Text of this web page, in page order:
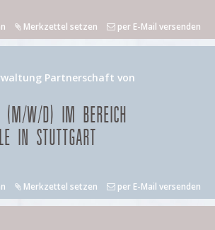
Merkzettel setzen per E-Mail versenden
Partnerschaft von
(M/W/D) IM BEREICH
IN STUTTGART
Merkzettel setzen per E-Mail versenden